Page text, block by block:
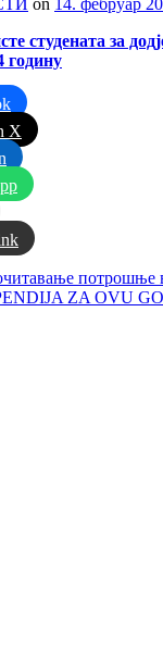
студената за
годину
X
потрошње
ZA OVU